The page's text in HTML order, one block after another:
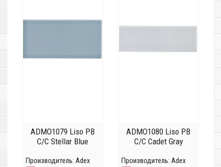
ADMO1079 Liso PB
C/C Stellar Blue
Производитель: Adex
ADMO1080 Liso PB
C/C Cadet Gray
Производитель: Adex